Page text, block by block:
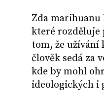
Zda
které rozděluje
tom, že užívání
člověk sedá za
kde by mohl
ideologických i